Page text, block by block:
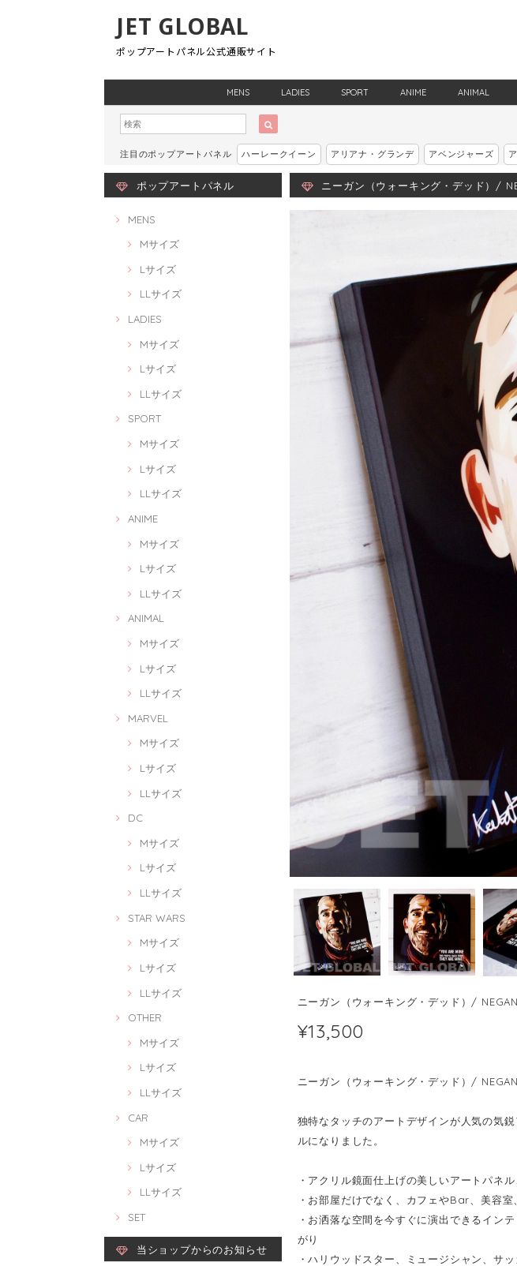
JET GLOBAL
ポップアートパネル公式通販サイト
MENS LADIES SPORT ANIME ANIMAL
注目のポップアートパネル ハーレークイーン アリアナ・グランデ アベンジャーズ
ポップアートパネル
MENS
Mサイズ
Lサイズ
LLサイズ
LADIES
Mサイズ
Lサイズ
LLサイズ
SPORT
Mサイズ
Lサイズ
LLサイズ
ANIME
Mサイズ
Lサイズ
LLサイズ
ANIMAL
Mサイズ
Lサイズ
LLサイズ
MARVEL
Mサイズ
Lサイズ
LLサイズ
DC
Mサイズ
Lサイズ
LLサイズ
STAR WARS
Mサイズ
Lサイズ
LLサイズ
OTHER
Mサイズ
Lサイズ
LLサイズ
CAR
Mサイズ
Lサイズ
LLサイズ
SET
当ショップからのお知らせ
ニーガン（ウォーキング・デッド）/
ニーガン（ウォーキング・デッド）/
¥13,500
ニーガン（ウォーキング・デッド）/
独特なタッチのアートデザインが人気の気
ルになりました。
・アクリル鏡面仕上げの美しいアートパネ
・お部屋だけでなく、カフェやBar、美容
・お洒落な空間を今すぐに演出できるイン
がり
・ハリウッドスター、ミュージシャン、サ